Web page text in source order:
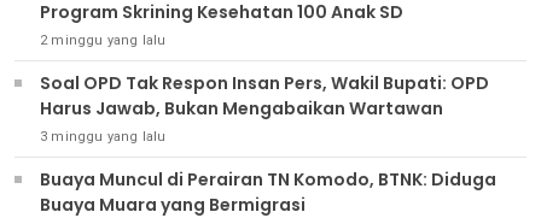
Program Skrining Kesehatan 100 Anak SD
2 minggu yang lalu
Soal OPD Tak Respon Insan Pers, Wakil Bupati: OPD
Harus Jawab, Bukan Mengabaikan Wartawan
3 minggu yang lalu
Buaya Muncul di Perairan TN Komodo, BTNK: Diduga
Buaya Muara yang Bermigrasi